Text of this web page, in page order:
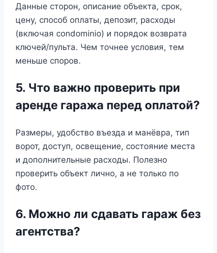
Данные сторон, описание объекта, срок,
цену, способ оплаты, депозит, расходы
(включая condominio) и порядок возврата
ключей/пульта. Чем точнее условия, тем
меньше споров.
5. Что важно проверить при
аренде гаража перед оплатой?
Размеры, удобство въезда и манёвра, тип
ворот, доступ, освещение, состояние места
и дополнительные расходы. Полезно
проверить объект лично, а не только по
фото.
6. Можно ли сдавать гараж без
агентства?